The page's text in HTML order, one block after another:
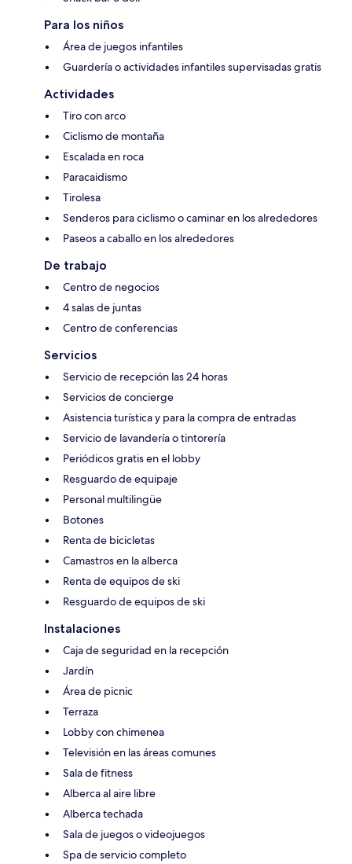
Para los niños
Área de juegos infantiles
Guardería o actividades infantiles supervisadas gratis
Actividades
Tiro con arco
Ciclismo de montaña
Escalada en roca
Paracaidismo
Tirolesa
Senderos para ciclismo o caminar en los alrededores
Paseos a caballo en los alrededores
De trabajo
Centro de negocios
4 salas de juntas
Centro de conferencias
Servicios
Servicio de recepción las 24 horas
Servicios de concierge
Asistencia turística y para la compra de entradas
Servicio de lavandería o tintorería
Periódicos gratis en el lobby
Resguardo de equipaje
Personal multilingüe
Botones
Renta de bicicletas
Camastros en la alberca
Renta de equipos de ski
Resguardo de equipos de ski
Instalaciones
Caja de seguridad en la recepción
Jardín
Área de picnic
Terraza
Lobby con chimenea
Televisión en las áreas comunes
Sala de fitness
Alberca al aire libre
Alberca techada
Sala de juegos o videojuegos
Spa de servicio completo